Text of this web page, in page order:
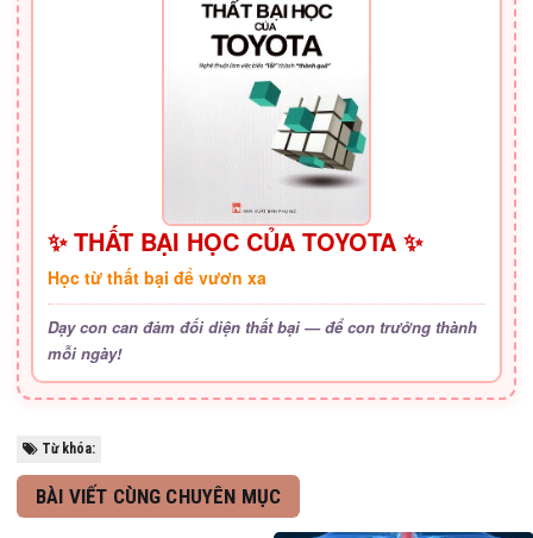
✨ THẤT BẠI HỌC CỦA TOYOTA ✨
Học từ thất bại để vươn xa
Dạy con can đảm đối diện thất bại — để con trưởng thành
mỗi ngày!
Từ khóa:
BÀI VIẾT CÙNG CHUYÊN MỤC